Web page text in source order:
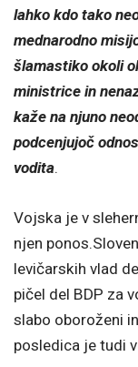
lahko kdo tako
mednarodno
šlamastiko okoli
ministrice in
kaže na njuno
podcenjujoč
vodita.
Vojska je v
njen
levičarskih vlad
pičel del BDP za
slabo oboroženi
posledica je tudi